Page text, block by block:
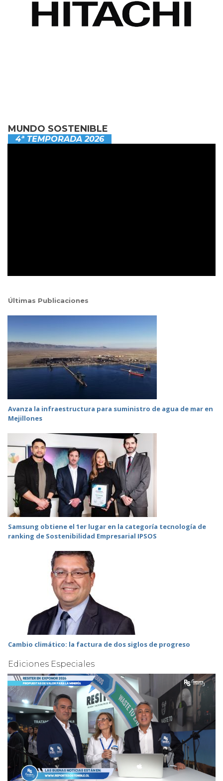
MUNDO SOSTENIBLE
4ª TEMPORADA 2026
Últimas Publicaciones
Avanza la infraestructura para suministro de agua de mar en
Mejillones
Samsung obtiene el 1er lugar en la categoría tecnología de
ranking de Sostenibilidad Empresarial IPSOS
Cambio climático: la factura de dos siglos de progreso
Ediciones Especiales